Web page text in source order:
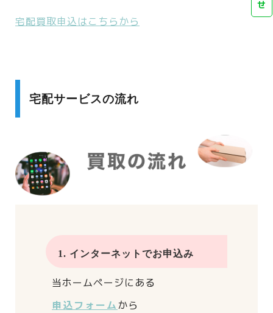
宅配買取申込はこちらから
宅配サービスの流れ
1. インターネットでお申込み
当ホームページにある
申込フォームから
せ